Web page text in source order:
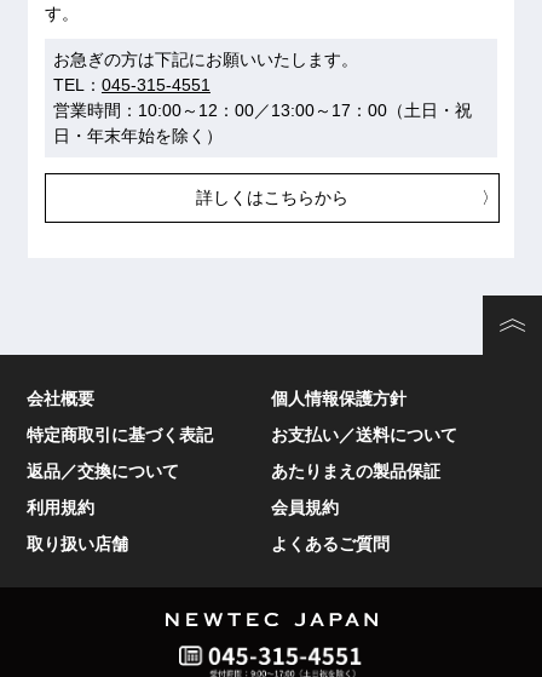
す。
お急ぎの方は下記にお願いいたします。
TEL： 045-315-4551
営業時間：10:00～12：00／13:00～17：00（土日・祝
日・年末年始を除く）
詳しくはこちらから
会社概要
個人情報保護方針
特定商取引に基づく表記
お支払い／送料について
返品／交換について
あたりまえの製品保証
利用規約
会員規約
取り扱い店舗
よくあるご質問